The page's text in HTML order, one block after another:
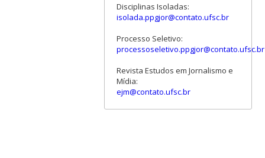
Disciplinas Isoladas:
isolada.ppgjor@contato.ufsc.br
Processo Seletivo:
processoseletivo.ppgjor@contato.ufsc.br
Revista Estudos em Jornalismo e
Mídia:
ejm@contato.ufsc.br